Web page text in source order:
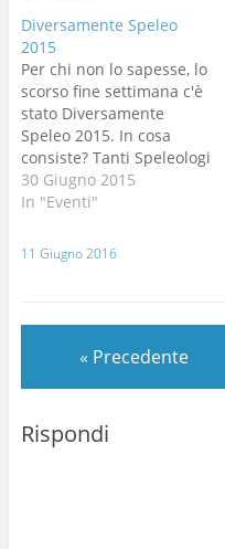
portato la gente a
conoscersi,i rapporti tra
gli appassionati a saldarsi
e i progetti a fare strada.
E così ci…
Diversamente Speleo
2015
Per chi non lo sapesse, lo
scorso fine settimana c'è
stato Diversamente
Speleo 2015. In cosa
consiste? Tanti Speleologi
e Speleologhe si ritrovano
e portano in grotta dei
Quest'anno (dopo essere
stato noi organizzatori
Casola…
30 Giugno 2015
In "Eventi"
11 Giugno 2016
« Precedente
Rispondi